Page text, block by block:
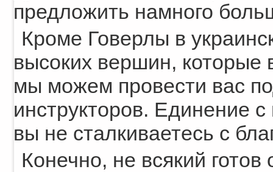
предложить намного
Кроме Говерлы в
высоких вершин, которые
мы можем провести вас
инструкторов. Единение
вы не сталкиваетесь с
Конечно, не всякий